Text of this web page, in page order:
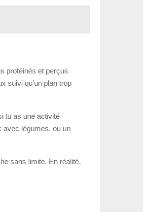
protéinés et perçus
suivi qu’un plan trop
tu as une activité
avec légumes, ou un
sans limite. En réalité,